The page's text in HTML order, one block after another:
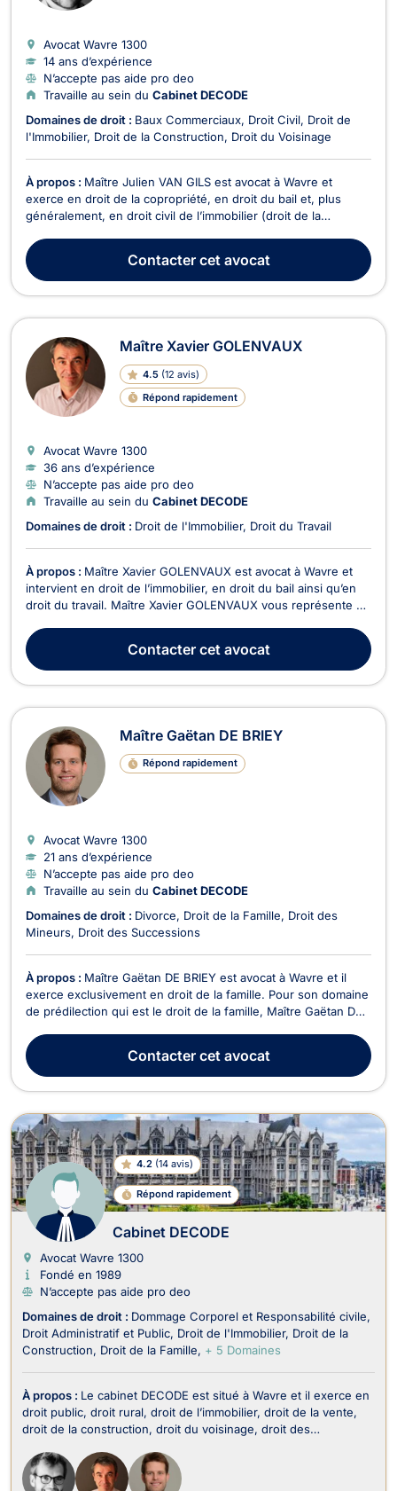
Avocat Wavre 1300
14 ans d’expérience
N’accepte pas aide pro deo
Travaille au sein du Cabinet DECODE
Domaines de droit : Baux Commerciaux Droit Civil Droit de
l'Immobilier Droit de la Construction Droit du Voisinage
À propos : Maître Julien VAN GILS est avocat à Wavre et
exerce en droit de la copropriété, en droit du bail et, plus
généralement, en droit civil de l’immobilier (droit de la
voisinage, servitudes, mitoyenneté, vente immobilière,...).
Maître Julien VAN GILS vous propose co...
Contactercet avocat
Maître Xavier GOLENVAUX
4.5 (12 avis)
Répond rapidement
Avocat Wavre 1300
36 ans d’expérience
N’accepte pas aide pro deo
Travaille au sein du Cabinet DECODE
Domaines de droit : Droit de l'Immobilier Droit du Travail
À propos : Maître Xavier GOLENVAUX est avocat à Wavre et
intervient en droit de l’immobilier, en droit du bail ainsi qu’en
droit du travail. Maître Xavier GOLENVAUX vous représente en
d’un immeuble, aux vices cachés, aux malfaçons, à la non-
conformité et aux sinistres s...
Contactercet avocat
Maître Gaëtan DE BRIEY
Répond rapidement
Avocat Wavre 1300
21 ans d’expérience
N’accepte pas aide pro deo
Travaille au sein du Cabinet DECODE
Domaines de droit : Divorce Droit de la Famille
Droit des
Mineurs Droit des Successions
À propos : Maître Gaëtan DE BRIEY est avocat à Wavre et il
exerce exclusivement en droit de la famille. Pour son domaine
de prédilection qui est le droit de la famille, Maître Gaëtan DE
séparation, au divorce et leurs conséquences sur la vie de la
famille. Il propose des con...
Contactercet avocat
4.2 (14 avis)
Répond rapidement
Cabinet DECODE
Avocat Wavre 1300
Fondé en 1989
N’accepte pas aide pro deo
Domaines de droit : Dommage Corporel et Responsabilité civile
Droit Administratif et Public Droit de l'Immobilier Droit de la
Construction
Droit de la Famille + 5 Domaines
À propos : Le cabinet DECODE est situé à Wavre et il exerce en
droit public, droit rural, droit de l’immobilier, droit de la vente,
droit de la construction, droit du voisinage, droit des
dommage corporel et droit pénal. Tout d’abord, le cabinet
DECODE opère en droit public...